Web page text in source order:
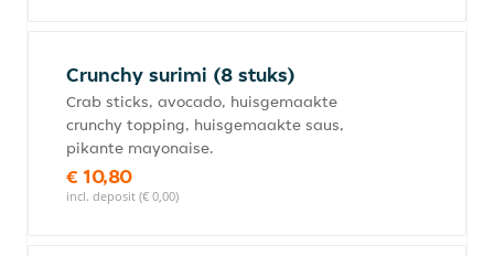
Crunchy surimi (8 stuks)
Crab sticks, avocado, huisgemaakte
crunchy topping, huisgemaakte saus,
pikante mayonaise.
€ 10,80
incl. deposit (€ 0,00)